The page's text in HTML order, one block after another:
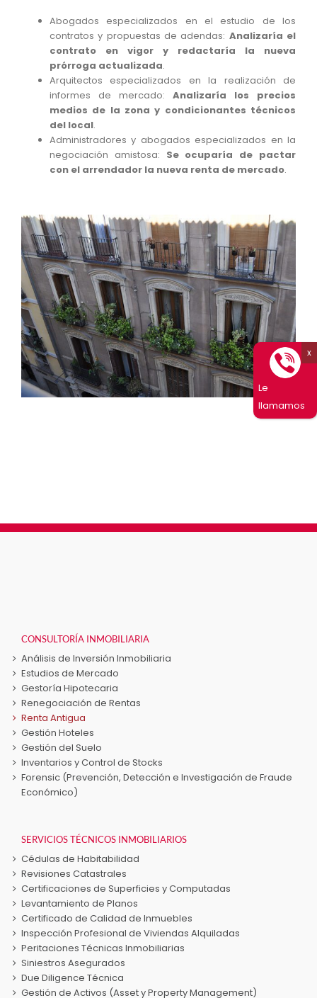
Abogados especializados en el estudio de los
contratos y propuestas de adendas: Analizaría el
contrato en vigor y redactaría la nueva
prórroga actualizada.
Arquitectos especializados en la realización de
informes de mercado: Analizaría los precios
medios de la zona y condicionantes técnicos
del local.
Administradores y abogados especializados en la
negociación amistosa: Se ocuparía de pactar
con el arrendador la nueva renta de mercado.
CONSULTORÍA INMOBILIARIA
Análisis de Inversión Inmobiliaria
Estudios de Mercado
Gestoría Hipotecaria
Renegociación de Rentas
Renta Antigua
Gestión Hoteles
Gestión del Suelo
Inventarios y Control de Stocks
Forensic (Prevención, Detección e Investigación de Fraude
Económico)
SERVICIOS TÉCNICOS INMOBILIARIOS
Cédulas de Habitabilidad
Revisiones Catastrales
Certificaciones de Superficies y Computadas
Levantamiento de Planos
Certificado de Calidad de Inmuebles
Inspección Profesional de Viviendas Alquiladas
Peritaciones Técnicas Inmobiliarias
Siniestros Asegurados
Due Diligence Técnica
Gestión de Activos (Asset y Property Management)
Le
llamamos